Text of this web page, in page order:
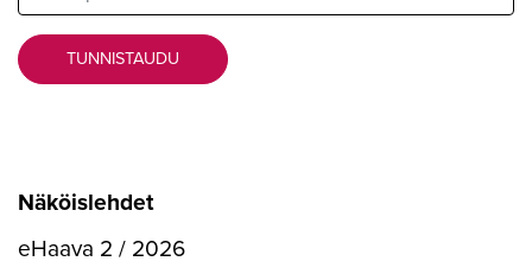
Näköislehdet
eHaava 2 / 2026
TUNNISTAUDU